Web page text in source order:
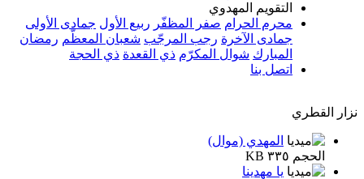
التقويم المهدوي
محرم الحرام صفر المظفّر ربيع الأول جمادى الأولى
جمادى الآخرة رجب المرجّب شعبان المعظّم رمضان
المبارك شوال المكرّم ذي القعدة ذي الحجة
اتصل بنا
نزار القطري
المهدي (موال)
الحجم ٣٣٥ KB
يا مهدينا